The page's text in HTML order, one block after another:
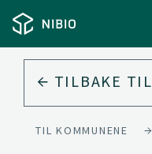
TILBAKE TIL
TIL KOMMUNENE